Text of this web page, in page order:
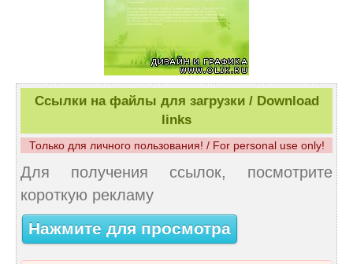
Ссылки на файлы для загрузки / Download
links
Только для личного пользования! / For personal use only!
Для получения ссылок, посмотрите
короткую рекламу
Нажмите для просмотра